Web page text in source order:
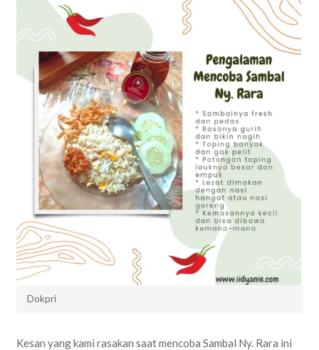
Dokpri
Kesan yang kami rasakan saat mencoba Sambal Ny. Rara ini